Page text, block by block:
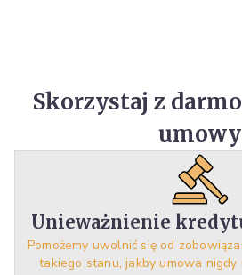
Skorzystaj z
umowy
Unieważnienie
Pomożemy uwolnić się od
takiego stanu, jakby umowa nigdy